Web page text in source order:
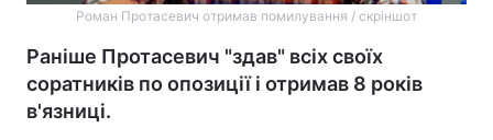
Роман Протасевич отримав помилування / скріншот
Раніше Протасевич "здав" всіх своїх
соратників по опозиції і отримав 8 років
в'язниці.